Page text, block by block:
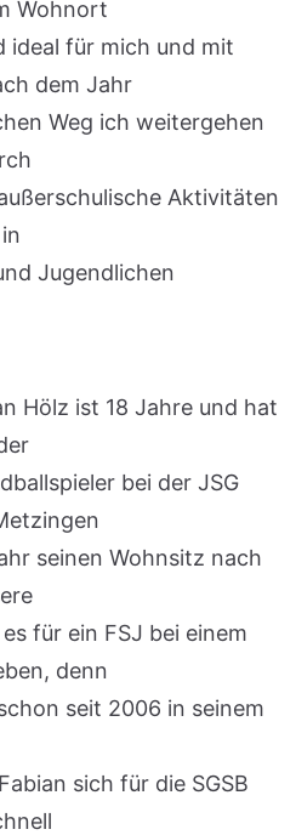
Wohnort
ideal für mich und mit
dem Jahr
Weg ich weitergehen
Aktivitäten
Jugendlichen
Hölz ist 18 Jahre und hat
bei der JSG
seinen Wohnsitz nach
für ein FSJ bei einem
denn
seit 2006 in seinem
sich für die SGSB